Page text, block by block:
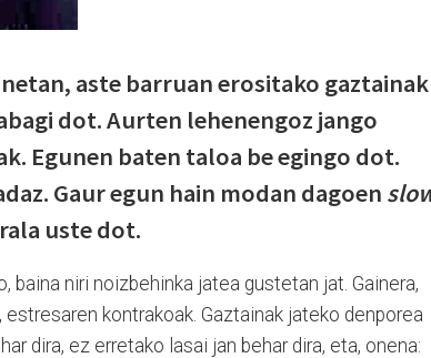
aste barruan erositako gaztainak
dot. Aurten lehenengoz jango
Egunen baten taloa be egingo dot.
Gaur egun hain modan dagoen
uste dot.
baina niri noizbehinka jatea gustetan jat. Gainera,
kontrakoak. Gaztainak jateko denporea
dira, ez erretako lasai jan behar dira, eta, onena: